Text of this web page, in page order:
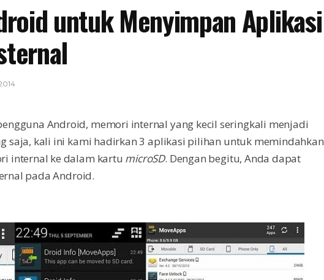
untuk Menyimpan Aplikasi
Android, memori internal yang kecil seringkali menjadi
saja, kali ini kami hadirkan 3 aplikasi pilihan untuk memindahkan
internal ke dalam kartu microSD. Dengan begitu, Anda dapat
pada Android.